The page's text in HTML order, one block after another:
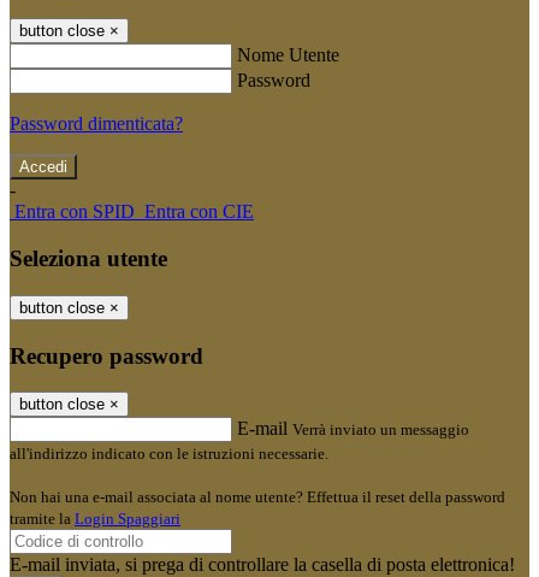
button close ×
Nome Utente
Password
Password dimenticata?
-
Entra con SPID Entra con CIE
Seleziona utente
button close ×
Recupero password
button close ×
E-mail Verrà inviato un messaggio
all'indirizzo indicato con le istruzioni necessarie.
Non hai una e-mail associata al nome utente? Effettua il reset della password
tramite la Login Spaggiari
E-mail inviata, si prega di controllare la casella di posta elettronica!